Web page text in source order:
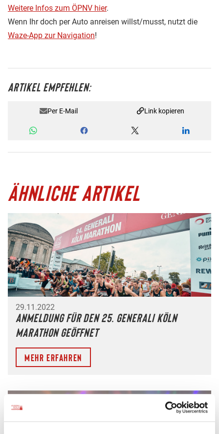
Weitere Infos zum ÖPNV hier.
Wenn Ihr doch per Auto anreisen willst/musst, nutzt die
Waze-App zur Navigation!
ARTIKEL EMPFEHLEN:
Per E-Mail Link kopieren
ÄHNLICHE ARTIKEL
29.11.2022
Anmeldung für den 25. Generali Köln
Marathon geöffnet
Mehr erfahren